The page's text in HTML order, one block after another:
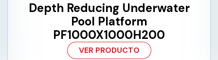
Depth Reducing Underwater
Pool Platform
PF1000X1000H200
VER PRODUCTO